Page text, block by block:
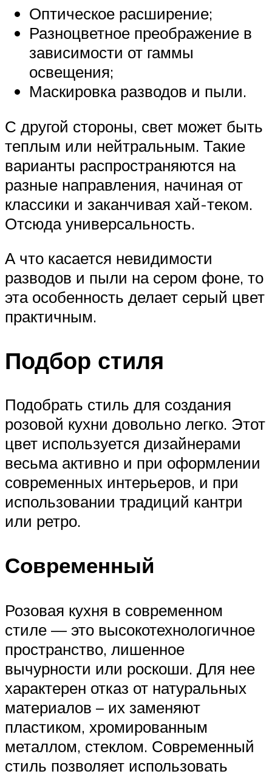
Оптическое расширение;
Разноцветное преображение в
зависимости от гаммы
освещения;
Маскировка разводов и пыли.
С другой стороны, свет может быть
теплым или нейтральным. Такие
варианты распространяются на
разные направления, начиная от
классики и заканчивая хай-теком.
Отсюда универсальность.
А что касается невидимости
разводов и пыли на сером фоне, то
эта особенность делает серый цвет
практичным.
Подбор стиля
Подобрать стиль для создания
розовой кухни довольно легко. Этот
цвет используется дизайнерами
весьма активно и при оформлении
современных интерьеров, и при
использовании традиций кантри
или ретро.
Современный
Розовая кухня в современном
стиле — это высокотехнологичное
пространство, лишенное
вычурности или роскоши. Для нее
характерен отказ от натуральных
материалов – их заменяют
пластиком, хромированным
металлом, стеклом. Современный
стиль позволяет использовать